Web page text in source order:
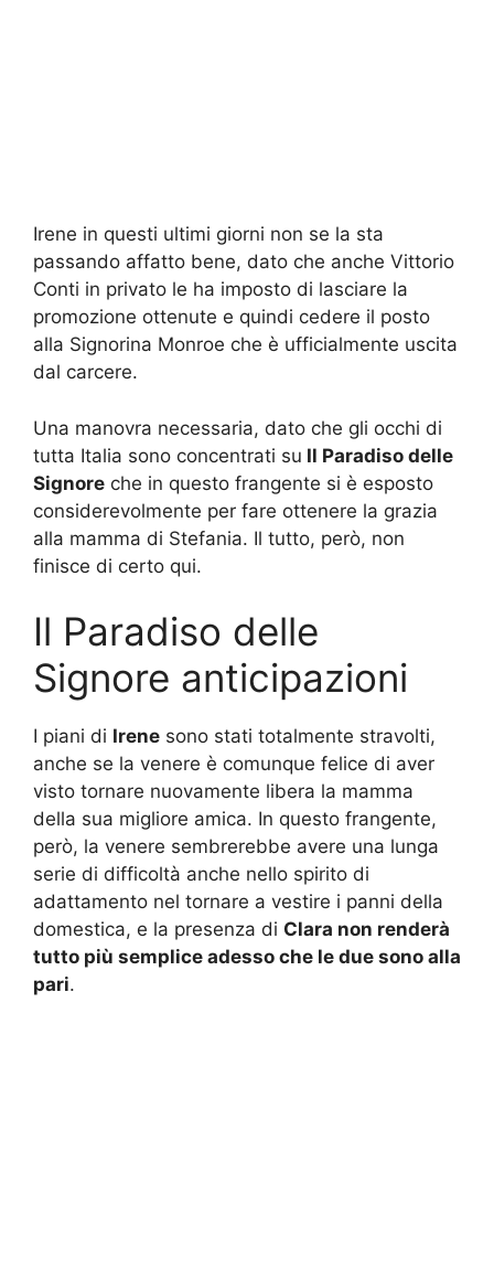
Irene in questi ultimi giorni non se la sta
passando affatto bene, dato che anche Vittorio
Conti in privato le ha imposto di lasciare la
promozione ottenute e quindi cedere il posto
alla Signorina Monroe che è ufficialmente uscita
dal carcere.
Una manovra necessaria, dato che gli occhi di
tutta Italia sono concentrati su Il Paradiso delle
Signore che in questo frangente si è esposto
considerevolmente per fare ottenere la grazia
alla mamma di Stefania. Il tutto, però, non
finisce di certo qui.
Il Paradiso delle
Signore anticipazioni
I piani di Irene sono stati totalmente stravolti,
anche se la venere è comunque felice di aver
visto tornare nuovamente libera la mamma
della sua migliore amica. In questo frangente,
però, la venere sembrerebbe avere una lunga
serie di difficoltà anche nello spirito di
adattamento nel tornare a vestire i panni della
domestica, e la presenza di Clara non renderà
tutto più semplice adesso che le due sono alla
pari.